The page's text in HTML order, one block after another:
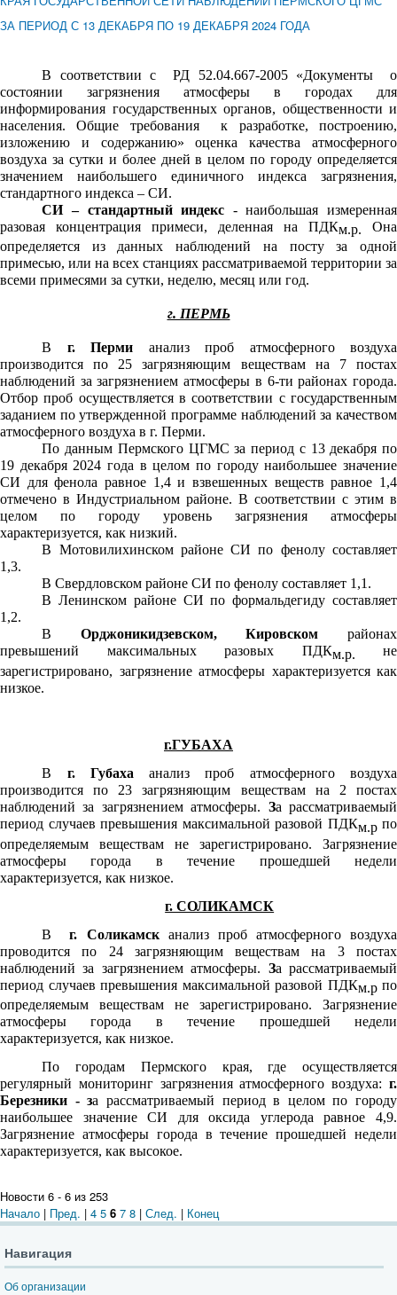
ЗА ПЕРИОД С 13 ДЕКАБРЯ ПО 19 ДЕКАБРЯ 2024 ГОДА
В соответствии с РД 52.04.667-2005 «Документы о
состоянии загрязнения атмосферы в городах для
информирования государственных органов, общественности и
населения. Общие требования к разработке, построению,
изложению и содержанию» оценка качества атмосферного
воздуха за сутки и более дней в целом по городу определяется
значением наибольшего единичного индекса загрязнения,
стандартного индекса – СИ.
СИ – стандартный индекс - наибольшая измеренная
разовая концентрация примеси, деленная на ПДКм.р. Она
определяется из данных наблюдений на посту за одной
примесью, или на всех станциях рассматриваемой территории за
всеми примесями за сутки, неделю, месяц или год.
г. ПЕРМЬ
В г. Перми анализ проб атмосферного воздуха
производится по 25 загрязняющим веществам на 7 постах
наблюдений за загрязнением атмосферы в 6-ти районах города.
Отбор проб осуществляется в соответствии с государственным
заданием по утвержденной программе наблюдений за качеством
атмосферного воздуха в г. Перми.
По данным Пермского ЦГМС за период с 13 декабря по
19 декабря 2024 года в целом по городу наибольшее значение
СИ для фенола равное 1,4 и взвешенных веществ равное 1,4
отмечено в Индустриальном районе. В соответствии с этим в
целом по городу уровень загрязнения атмосферы
характеризуется, как низкий.
В Мотовилихинском районе СИ по фенолу составляет
1,3.
В Свердловском районе СИ по фенолу составляет 1,1.
В Ленинском районе СИ по формальдегиду составляет
1,2.
В Орджоникидзевском, Кировском районах
превышений максимальных разовых ПДКм.р. не
зарегистрировано, загрязнение атмосферы характеризуется как
низкое.
г.ГУБАХА
В г. Губаха анализ проб атмосферного воздуха
производится по 23 загрязняющим веществам на 2 постах
наблюдений за загрязнением атмосферы. За рассматриваемый
период случаев превышения максимальной разовой ПДКм.рпо
определяемым веществам не зарегистрировано. Загрязнение
атмосферы города в течение прошедшей недели
характеризуется, как низкое.
г. СОЛИКАМСК
В
г. Соликамсканализ проб атмосферного воздуха
проводится по 24 загрязняющим веществам на 3 постах
наблюдений за загрязнением атмосферы. За рассматриваемый
период случаев превышения максимальной разовой ПДКм.рпо
определяемым веществам не зарегистрировано. Загрязнение
атмосферы города в течение прошедшей недели
характеризуется, как низкое.
По городам Пермского края, где осуществляется
регулярный мониторинг загрязнения атмосферного воздуха: г.
Березники - за рассматриваемый период в целом по городу
наибольшее значение СИ для оксида углерода равное 4,9.
Загрязнение атмосферы города в течение прошедшей недели
характеризуется, как высокое.
Новости 6 - 6 из 253
Начало | Пред. | 4 5 6 7 8 | След. | Конец
Навигация
Об организации